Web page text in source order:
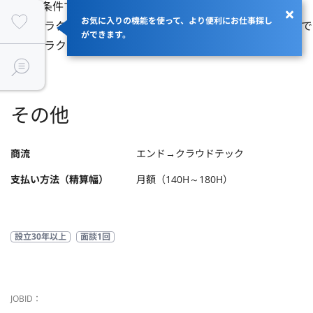
お気に入りの機能を使って、より便利にお仕事探し
ができます。
以下&条件です。
１．オラクルマスター有資格者（ゴールド以上が望ましい
２．オラクルクラウドについて構築又は知見がある方
その他
商流
エンド→クラウドテック
支払い方法（精算幅）
月額（140H～180H）
設立30年以上 面談1回
JOBID：